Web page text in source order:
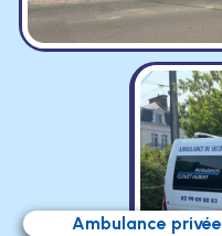
Ambulance privée